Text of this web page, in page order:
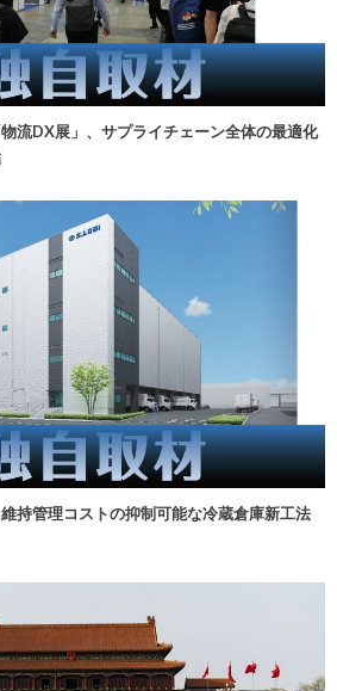
物流DX展」、サプライチェーン全体の最適化
持管理コストの抑制可能な冷蔵倉庫新工法